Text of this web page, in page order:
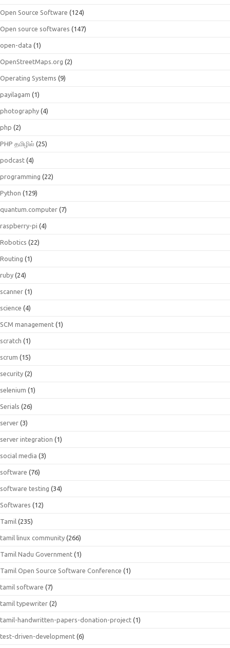
Open Source Software (124)
Open source softwares (147)
open-data (1)
OpenStreetMaps.org (2)
Operating Systems (9)
payilagam (1)
photography (4)
php (2)
PHP தமிழில் (25)
podcast (4)
programming (22)
Python (129)
quantum.computer (7)
raspberry-pi (4)
Robotics (22)
Routing (1)
ruby (24)
scanner (1)
science (4)
SCM management (1)
scratch (1)
scrum (15)
security (2)
selenium (1)
Serials (26)
server (3)
server integration (1)
social media (3)
software (76)
software testing (34)
Softwares (12)
Tamil (235)
tamil linux community (266)
Tamil Nadu Government (1)
Tamil Open Source Software Conference (1)
tamil software (7)
tamil typewriter (2)
tamil-handwritten-papers-donation-project (1)
test-driven-development (6)